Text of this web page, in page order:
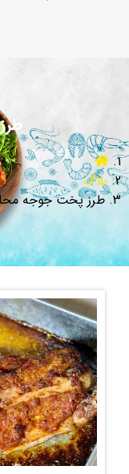
بلاگ
طرز پخت جوجه